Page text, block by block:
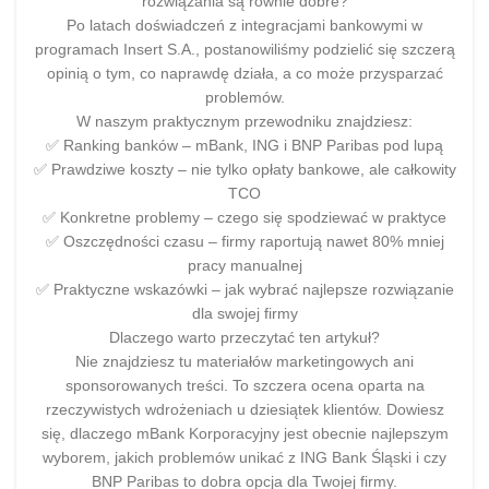
Po latach doświadczeń z integracjami bankowymi w
programach Insert S.A., postanowiliśmy podzielić się szczerą
opinią o tym, co naprawdę działa, a co może przysparzać
problemów.
W naszym praktycznym przewodniku znajdziesz:
✅ Ranking banków – mBank, ING i BNP Paribas pod lupą
✅ Prawdziwe koszty – nie tylko opłaty bankowe, ale całkowity
TCO
✅ Konkretne problemy – czego się spodziewać w praktyce
✅ Oszczędności czasu – firmy raportują nawet 80% mniej
pracy manualnej
✅ Praktyczne wskazówki – jak wybrać najlepsze rozwiązanie
dla swojej firmy
Dlaczego warto przeczytać ten artykuł?
Nie znajdziesz tu materiałów marketingowych ani
sponsorowanych treści. To szczera ocena oparta na
rzeczywistych wdrożeniach u dziesiątek klientów. Dowiesz
się, dlaczego mBank Korporacyjny jest obecnie najlepszym
wyborem, jakich problemów unikać z ING Bank Śląski i czy
BNP Paribas to dobra opcja dla Twojej firmy.